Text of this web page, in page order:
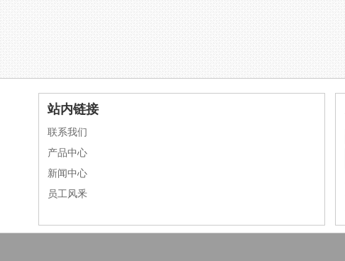
站内链接
联系我们
产品中心
新闻中心
员工风釆